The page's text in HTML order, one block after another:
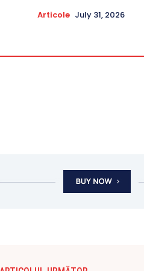
Articole July 31, 2026